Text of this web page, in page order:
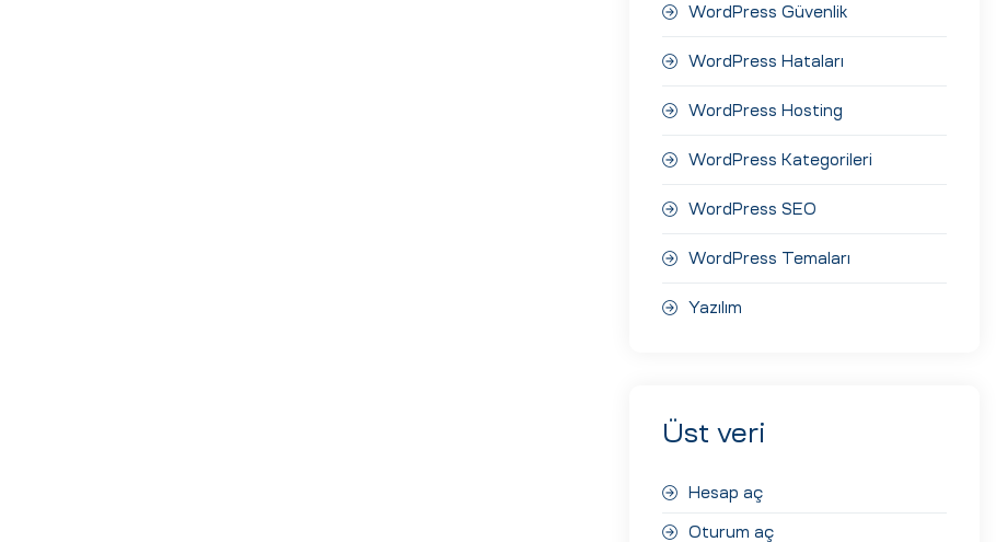
WordPress Güvenlik
WordPress Hataları
WordPress Hosting
WordPress Kategorileri
WordPress SEO
WordPress Temaları
Yazılım
Üst veri
Hesap aç
Oturum aç